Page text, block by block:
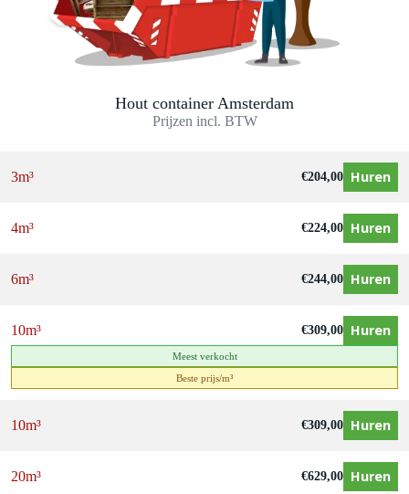
Hout container Amsterdam
Prijzen incl. BTW
3m³ €204,00 Huren
4m³ €224,00 Huren
6m³ €244,00 Huren
10m³ €309,00 Huren
Meest verkocht
Beste prijs/m³
10m³ €309,00 Huren
20m³ €629,00 Huren